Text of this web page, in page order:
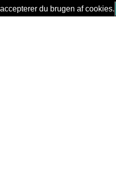
accepterer du brugen af cookies.